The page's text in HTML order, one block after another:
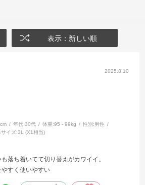
表示：新しい順
2025.8.10
年代:30代 体重:95 - 99kg 性別:男性
サイズ:3L (X1相当)
落ち着いてて切り替えがカワイイ。
すく使いやすい